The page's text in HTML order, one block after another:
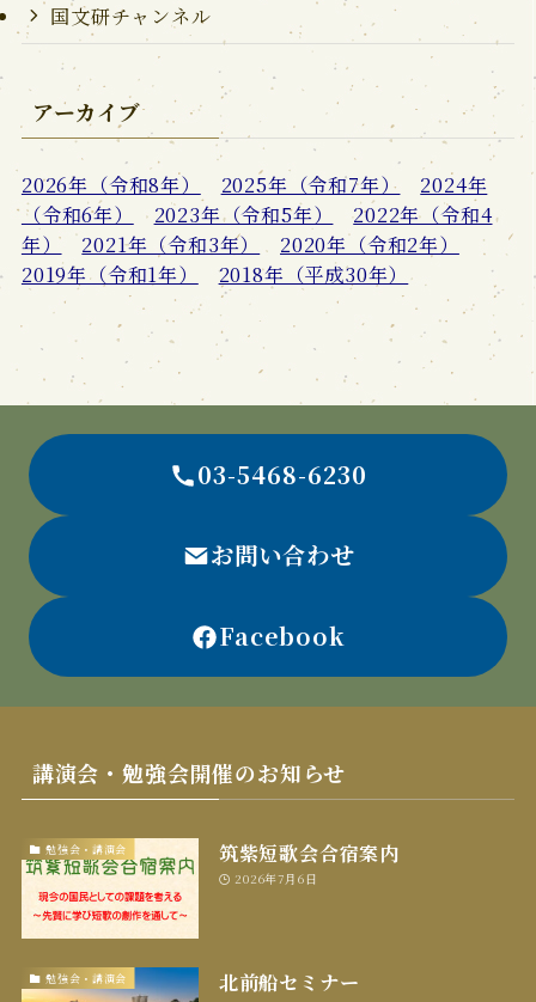
国文研チャンネル
アーカイブ
2026年（令和8年） 2025年（令和7年）
2024年
（令和6年）
2023年（令和5年）
2022年（令和4
年）
2021年（令和3年）
2020年（令和2年）
2019年（令和1年）
2018年（平成30年）
03-5468-6230
お問い合わせ
Facebook
講演会・勉強会開催のお知らせ
勉強会・講演会 筑紫短歌会合宿案内
2026年7月6日
勉強会・講演会 北前船セミナー